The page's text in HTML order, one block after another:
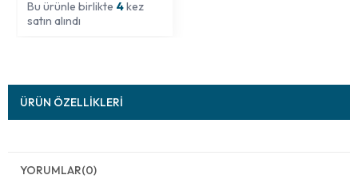
Bu ürünle birlikte 4kez
satın alındı
ÜRÜN ÖZELLIKLERI
YORUMLAR(0)